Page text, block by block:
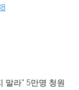
말라" 5만명 청원